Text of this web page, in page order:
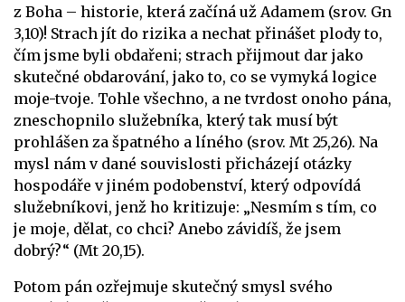
z Boha – historie, která začíná už Adamem (srov. Gn
3,10)! Strach jít do rizika a nechat přinášet plody to,
čím jsme byli obdařeni; strach přijmout dar jako
skutečné obdarování, jako to, co se vymyká logice
moje-tvoje. Tohle všechno, a ne tvrdost onoho pána,
zneschopnilo služebníka, který tak musí být
prohlášen za špatného a líného (srov. Mt 25,26). Na
mysl nám v dané souvislosti přicházejí otázky
hospodáře v jiném podobenství, který odpovídá
služebníkovi, jenž ho kritizuje: „Nesmím s tím, co
je moje, dělat, co chci? Anebo závidíš, že jsem
dobrý?“ (Mt 20,15).
Potom pán ozřejmuje skutečný smysl svého